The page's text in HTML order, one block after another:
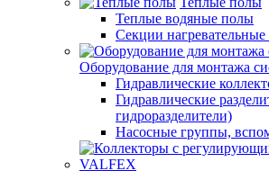
Теплые водяные полы
Секции нагревательные
Оборудование для монтажа
Гидравлические
Гидравлические
гидроразделители)
Насосные группы,